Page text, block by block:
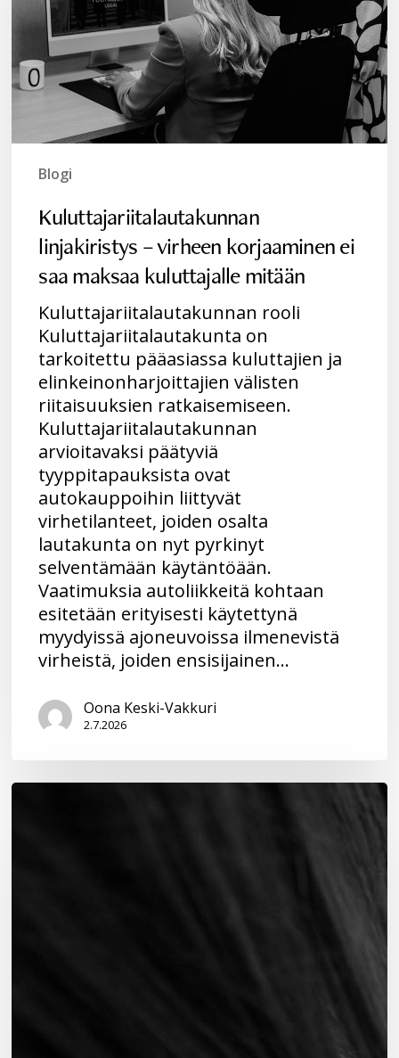
ei
maksaa
kuluttajalle
Blogi
Kuluttajariitalautakunnan
linjakiristys – virheen korjaaminen ei
saa maksaa kuluttajalle mitään
Kuluttajariitalautakunnan rooli
Kuluttajariitalautakunta on
tarkoitettu pääasiassa kuluttajien ja
elinkeinonharjoittajien välisten
riitaisuuksien ratkaisemiseen.
Kuluttajariitalautakunnan
arvioitavaksi päätyviä
tyyppitapauksista ovat
autokauppoihin liittyvät
virhetilanteet, joiden osalta
lautakunta on nyt pyrkinyt
selventämään käytäntöään.
Vaatimuksia autoliikkeitä kohtaan
esitetään erityisesti käytettynä
myydyissä ajoneuvoissa ilmenevistä
virheistä, joiden ensisijainen…
Oona Keski-Vakkuri
2.7.2026
Mikä